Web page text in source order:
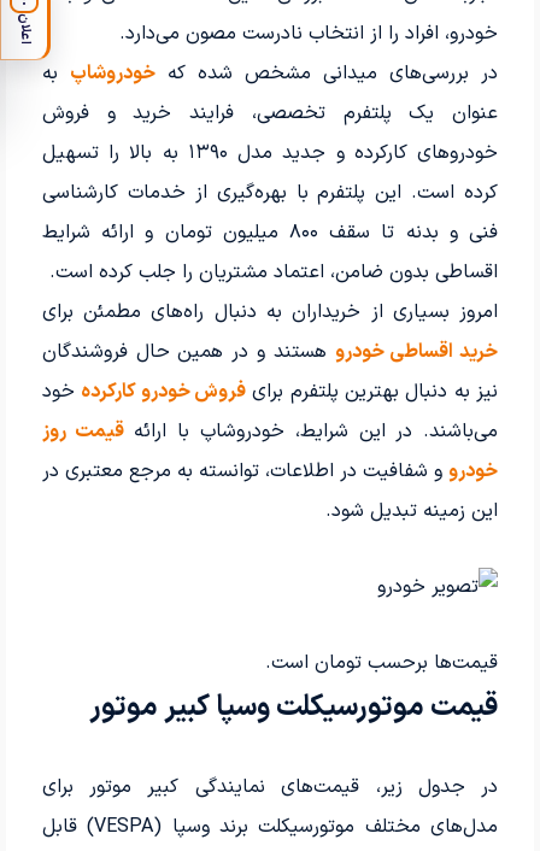
خودرو، افراد را از انتخاب نادرست مصون می‌دارد.
در بررسی‌های میدانی مشخص شده کهخودروشاپ به
عنوان یک پلتفرم تخصصی، فرایند خرید و فروش
خودروهای کارکرده و جدید مدل ۱۳۹۰ به بالا را تسهیل
کرده است. این پلتفرم با بهره‌گیری از خدمات کارشناسی
فنی و بدنه تا سقف ۸۰۰ میلیون تومان و ارائه شرایط
اقساطی بدون ضامن، اعتماد مشتریان را جلب کرده است.
امروز بسیاری از خریداران به دنبال راه‌های مطمئن برای
خرید اقساطی خودرو هستند و در همین حال فروشندگان
نیز به دنبال بهترین پلتفرم برایفروش خودرو کارکرده خود
می‌باشند. در این شرایط، خودروشاپ با ارائهقیمت روز
خودروو شفافیت در اطلاعات، توانسته به مرجع معتبری در
این زمینه تبدیل شود.
قیمت‌ها برحسب تومان است.
قیمت موتورسیکلت وسپا کبیر موتور
در جدول زیر، قیمت‌های نمایندگی کبیر موتور برای
مدل‌های مختلف موتورسیکلت برند وسپا (VESPA) قابل
اعلان